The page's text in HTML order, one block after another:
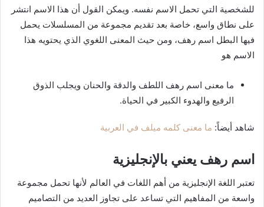
للشخصية التي تحمل الاسم نفسه. ويمكن القول أن هذا الاسم انتشر
على نطاق واسع، خاصة بعد تقديم مجموعة من المسلسلات يحمل
فيها البطل اسم رهف، ومن حيث المعنى اللغوي الذي يحتويه هذا
الاسم هو
ما معنى اسم رهف اللطف والدقة والحنان ويجلب الذوق
الرفيع والهدوء الكبير في الحياة.
شاهد أيضاً: ما معنى كلمه ميلف في العربية
اسم رهف يعني بالإنجليزية
تعتبر اللغة الإنجليزية من أهم اللغات في العالم لأنها تحمل مجموعة
واسعة من المفاهيم التي تساعد على تجاوز العديد من التصاميم